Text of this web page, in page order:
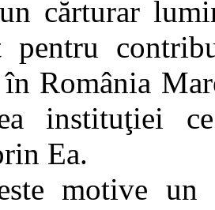
cărturar
pentru
în România
instituţiei
Ea.
motive